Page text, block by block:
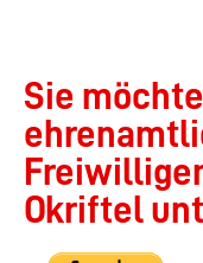
Sie
Okriftel